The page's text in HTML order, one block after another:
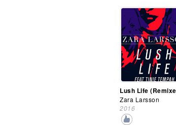
Lush Life
Zara Larsson
2016